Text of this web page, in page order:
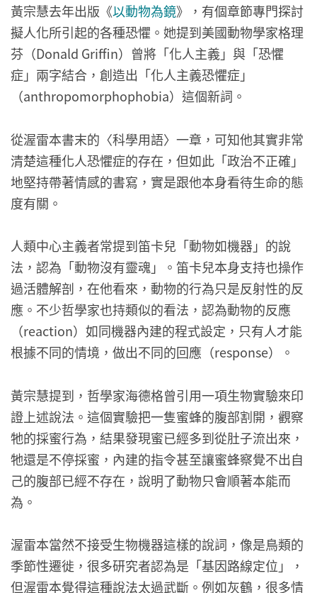
黃宗慧去年出版《以動物為鏡》，有個章節專門探討
擬人化所引起的各種恐懼。她提到美國動物學家格理
芬（Donald Griffin）曾將「化人主義」與「恐懼
症」兩字結合，創造出「化人主義恐懼症」
（anthropomorphophobia）這個新詞。
從渥雷本書末的〈科學用語〉一章，可知他其實非常
清楚這種化人恐懼症的存在，但如此「政治不正確」
地堅持帶著情感的書寫，實是跟他本身看待生命的態
度有關。
人類中心主義者常提到笛卡兒「動物如機器」的說
法，認為「動物沒有靈魂」。笛卡兒本身支持也操作
過活體解剖，在他看來，動物的行為只是反射性的反
應。不少哲學家也持類似的看法，認為動物的反應
（reaction）如同機器內建的程式設定，只有人才能
根據不同的情境，做出不同的回應（response）。
黃宗慧提到，哲學家海德格曾引用一項生物實驗來印
證上述說法。這個實驗把一隻蜜蜂的腹部割開，觀察
牠的採蜜行為，結果發現蜜已經多到從肚子流出來，
牠還是不停採蜜，內建的指令甚至讓蜜蜂察覺不出自
己的腹部已經不存在，說明了動物只會順著本能而
為。
渥雷本當然不接受生物機器這樣的說詞，像是鳥類的
季節性遷徙，很多研究者認為是「基因路線定位」，
但渥雷本覺得這種說法太過武斷。例如灰鶴，很多情